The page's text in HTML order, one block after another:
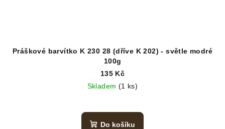
Práškové barvítko K 230 28 (dříve K 202) - světle modré
100g
135 Kč
Skladem (1 ks)
Do košíku